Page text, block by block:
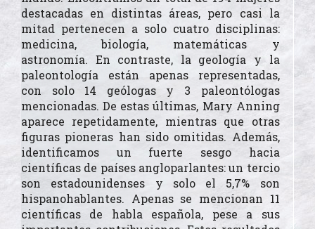
destacadas en distintas áreas, pero casi la
mitad pertenecen a solo cuatro disciplinas:
medicina, biología, matemáticas y
astronomía. En contraste, la geología y la
paleontología están apenas representadas,
con solo 14 geólogas y 3 paleontólogas
mencionadas. De estas últimas, Mary Anning
aparece repetidamente, mientras que otras
figuras pioneras han sido omitidas. Además,
identificamos un fuerte sesgo hacia
científicas de países angloparlantes: un tercio
son estadounidenses y solo el 5,7% son
hispanohablantes. Apenas se mencionan 11
científicas de habla española, pese a sus